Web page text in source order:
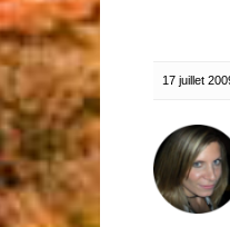
17 juillet